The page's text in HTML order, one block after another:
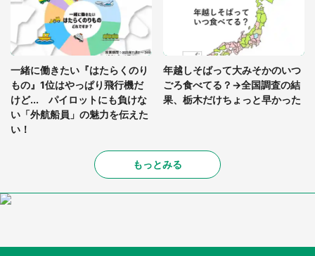
一緒に働きたい『はたらくのり
もの』1位はやっぱり飛行機だ
けど... パイロットにも負けな
い「外航船員」の魅力を伝えた
い！
年越しそばって大みそかのいつ
ごろ食べてる？→全国調査の結
果、栃木だけちょっと早かった
もっとみる